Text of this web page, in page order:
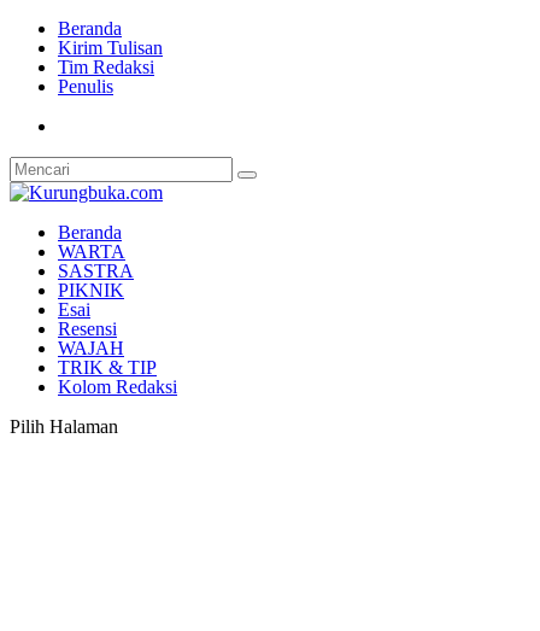
Beranda
Kirim Tulisan
Tim Redaksi
Penulis
Beranda
WARTA
SASTRA
PIKNIK
Esai
Resensi
WAJAH
TRIK & TIP
Kolom Redaksi
Pilih Halaman